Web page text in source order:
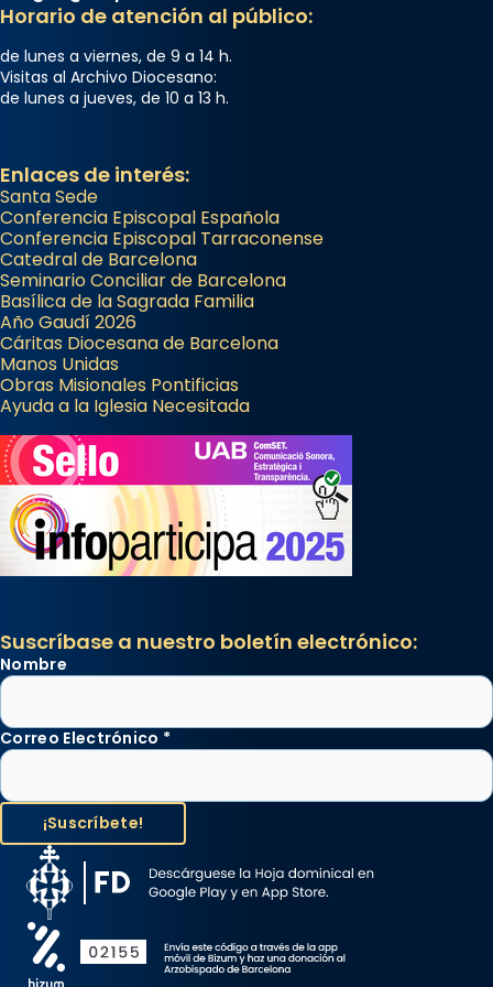
Memòria de les santes Juliana i
Semproniana, verges i màrtirs.
Acompanyant la història de sant Cugat, a
partir de l’Edat Mitjana sorgeix la tradició
Semproniana (“relatiu a Semprònia =
eterna”) són deixebles seves. I l’any 1667, el
frare Joan Gaspar Roig, afirma en una obra
que les santes són filles de l’antiga Iluro.
Mataró en reivindicarà les relíq
...Ver más
Foto
View on Facebook
Horario de atención al público:
de lunes a viernes, de 9 a 14 h.
Visitas al Archivo Diocesano:
de lunes a jueves, de 10 a 13 h.
Enlaces de interés:
Santa Sede
Conferencia Episcopal Española
Conferencia Episcopal Tarraconense
Catedral de Barcelona
Seminario Conciliar de Barcelona
Basílica de la Sagrada Familia
Año Gaudí 2026
Cáritas Diocesana de Barcelona
Manos Unidas
Obras Misionales Pontificias
Ayuda a la Iglesia Necesitada
Suscríbase a nuestro boletín electrónico:
Nombre
Correo Electrónico *